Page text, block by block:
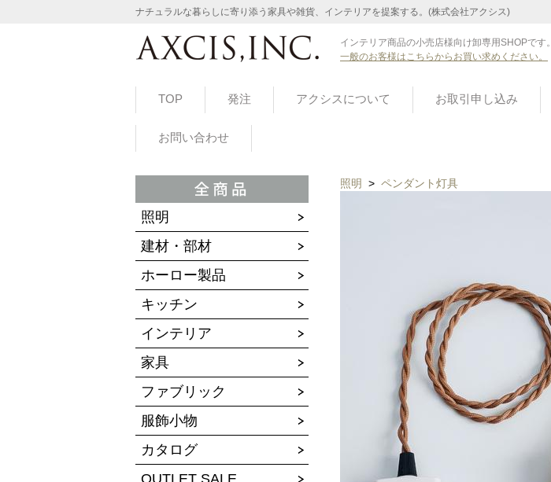
ナチュラルな暮らしに寄り添う家具や雑貨、インテリアを提案する。(株式会社アクシス)
インテリア商品の小売店様向け卸専用SHOPです。
一般のお客様はこちらからお買い求めください。
TOP 発注 アクシスについて お取引申し込み
お問い合わせ
照明
建材・部材
ホーロー製品
キッチン
インテリア
家具
ファブリック
服飾小物
カタログ
OUTLET SALE
照明 > ペンダント灯具